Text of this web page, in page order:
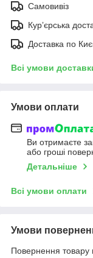
Самовивіз
Курʼєрська
Доставка по
Всі умови
Умови оплати
Ви отримаєте
або гроші
Детальніше
Всі умови оплати
Умови
Повернення товару